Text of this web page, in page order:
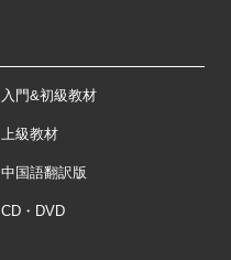
入門&初級教材
上級教材
中国語翻訳版
CD・DVD